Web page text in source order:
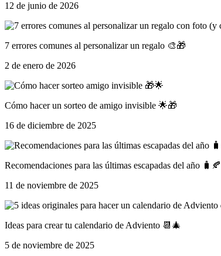
12 de junio de 2026
7 errores comunes al personalizar un regalo 🎨🎁
2 de enero de 2026
Cómo hacer un sorteo de amigo invisible 🌟🎁
16 de diciembre de 2025
Recomendaciones para las últimas escapadas del año 🧳🍂
11 de noviembre de 2025
Ideas para crear tu calendario de Adviento 📆🎄
5 de noviembre de 2025